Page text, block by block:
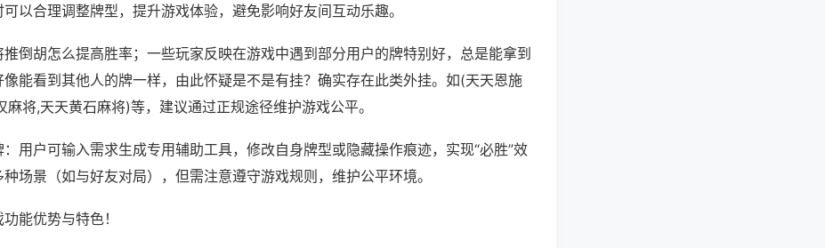
以合理调整牌型，提升游戏体验，避免影响好友间互动乐趣。
倒胡怎么提高胜率；一些玩家反映在游戏中遇到部分用户的牌特别好，总是能拿到
能看到其他人的牌一样，由此怀疑是不是有挂？确实存在此类外挂。如(天天恩施
麻将,天天黄石麻将)等，建议通过正规途径维护游戏公平。
：用户可输入需求生成专用辅助工具，修改自身牌型或隐藏操作痕迹，实现“必胜”效
场景（如与好友对局），但需注意遵守游戏规则，维护公平环境。
能优势与特色！